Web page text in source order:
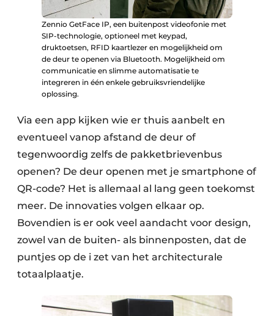
Zennio GetFace IP, een buitenpost videofonie met
SIP-technologie, optioneel met keypad,
druktoetsen, RFID kaartlezer en mogelijkheid om
de deur te openen via Bluetooth. Mogelijkheid om
communicatie en slimme automatisatie te
integreren in één enkele gebruiksvriendelijke
oplossing.
Via een app kijken wie er thuis aanbelt en
eventueel vanop afstand de deur of
tegenwoordig zelfs de pakketbrievenbus
openen? De deur openen met je smartphone of
QR-code? Het is allemaal al lang geen toekomst
meer. De innovaties volgen elkaar op.
Bovendien is er ook veel aandacht voor design,
zowel van de buiten- als binnenposten, dat de
puntjes op de i zet van het architecturale
totaalplaatje.